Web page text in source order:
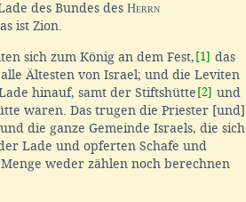
des Bundes des Herrn
ist Zion.
sich zum König an dem Fest, [1] das
Ältesten von Israel; und die Leviten
hinauf, samt der Stiftshütte [2] und
waren. Das trugen die Priester [und]
die ganze Gemeinde Israels, die sich
Lade und opferten Schafe und
weder zählen noch berechnen